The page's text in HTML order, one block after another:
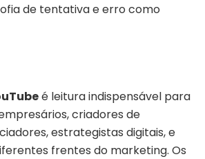
de tentativa e erro como
é leitura indispensável para
criadores de
estrategistas digitais, e
frentes do marketing. Os